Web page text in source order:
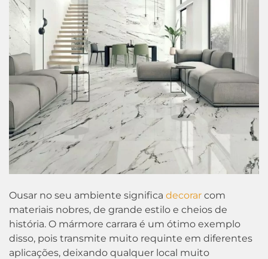
Ousar no seu ambiente significa decorar com
materiais nobres, de grande estilo e cheios de
história. O mármore carrara é um ótimo exemplo
disso, pois transmite muito requinte em diferentes
aplicações, deixando qualquer local muito